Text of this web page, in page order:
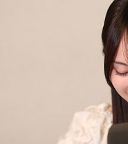
施設で話を聞いた菅井
な、素晴らしい素敵な
いて思いました」と感
新たな役割を得られる
また、菅井は競馬の仕
うで、東京都内にある
ことがあるという。そ